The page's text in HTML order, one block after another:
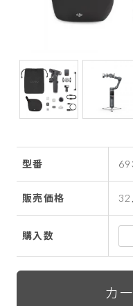
型番
販売価格
購入数